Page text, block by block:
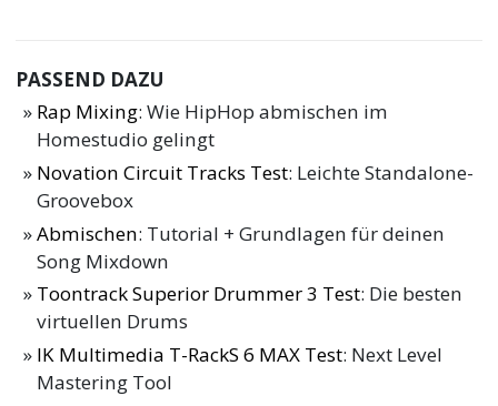
PASSEND DAZU
Rap Mixing: Wie HipHop abmischen im
Homestudio gelingt
Novation Circuit Tracks Test: Leichte Standalone-
Groovebox
Abmischen: Tutorial + Grundlagen für deinen
Song Mixdown
Toontrack Superior Drummer 3 Test: Die besten
virtuellen Drums
IK Multimedia T-RackS 6 MAX Test: Next Level
Mastering Tool